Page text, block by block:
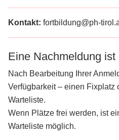
Kontakt: fortbildung@ph-
Eine Nachmeldung ist
Nach Bearbeitung Ihrer
Verfügbarkeit – einen Fixplatz
Warteliste.
Wenn Plätze frei werden, ist
Warteliste möglich.